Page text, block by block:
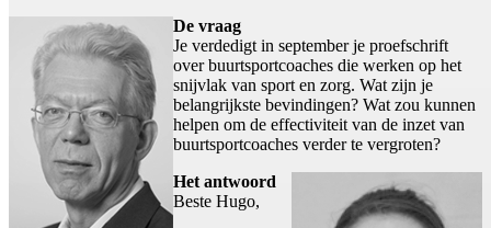
De vraag
Je verdedigt in september je proefschrift
over buurtsportcoaches die werken op het
snijvlak van sport en zorg. Wat zijn je
belangrijkste bevindingen? Wat zou kunnen
helpen om de effectiviteit van de inzet van
buurtsportcoaches verder te vergroten?
Het antwoord
Beste Hugo,